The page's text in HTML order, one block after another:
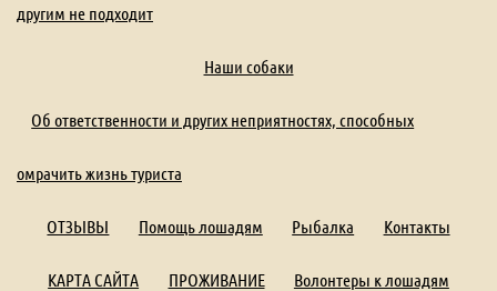
другим не подходит
Наши собаки
Об ответственности и других неприятностях, способных
омрачить жизнь туриста
ОТЗЫВЫ Помощь лошадям Рыбалка Контакты
КАРТА САЙТА ПРОЖИВАНИЕ Волонтеры к лошадям